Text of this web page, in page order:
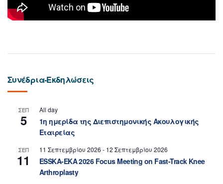
Συνέδρια-Εκδηλώσεις
ΣΕΠ
5
All day
1η ημερίδα της Διεπιστημονικής Ακουλογικής
Εταιρείας
ΣΕΠ
11
11 Σεπτεμβρίου 2026 - 12 Σεπτεμβρίου 2026
ESSKA-EKA 2026 Focus Meeting on Fast-Track Knee
Arthroplasty